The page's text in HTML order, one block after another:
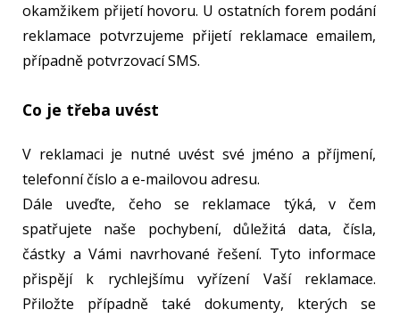
okamžikem přijetí hovoru. U ostatních forem podání
reklamace potvrzujeme přijetí reklamace emailem,
případně potvrzovací SMS.
Co je třeba uvést
V reklamaci je nutné uvést své jméno a příjmení,
telefonní číslo a e-mailovou adresu.
Dále uveďte, čeho se reklamace týká, v čem
spatřujete naše pochybení, důležitá data, čísla,
částky a Vámi navrhované řešení. Tyto informace
přispějí k rychlejšímu vyřízení Vaší reklamace.
Přiložte případně také dokumenty, kterých se